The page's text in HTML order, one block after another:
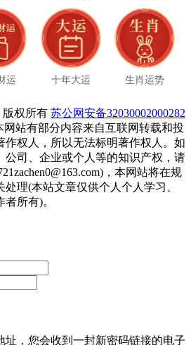
运 十年大运 生肖运势
版权所有 苏公网安备32030002000282
网站有部分内容来自互联网转载和投
作权人，所以无法标明著作权人。如
公司、企业或个人等的知识产权，请
，本网站将在规
理(本站文章仅供个人个人学习、
所有)。
址，您会收到一封新密码链接的电子